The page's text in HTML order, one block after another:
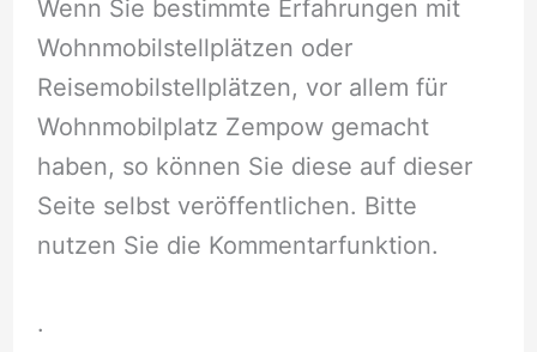
Wenn Sie bestimmte Erfahrungen mit
Wohnmobilstellplätzen oder
Reisemobilstellplätzen, vor allem für
Wohnmobilplatz Zempow gemacht
haben, so können Sie diese auf dieser
Seite selbst veröffentlichen. Bitte
nutzen Sie die Kommentarfunktion.
.